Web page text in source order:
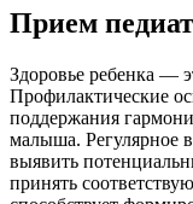
Прием
Здоровье ребенка —
Профилактические
поддержания
малыша. Регулярное
выявить
принять